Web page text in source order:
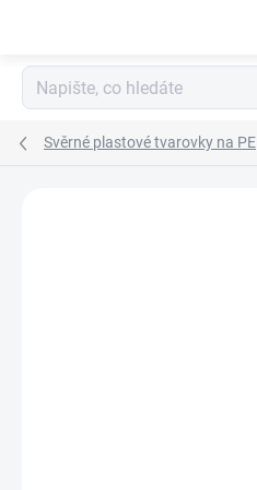
Svěrné plastové tvarovky na PE